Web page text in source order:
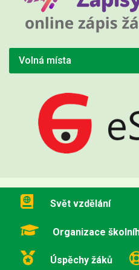
Volná místa
Svět vzdělání
Organizace
Úspěchy žáků